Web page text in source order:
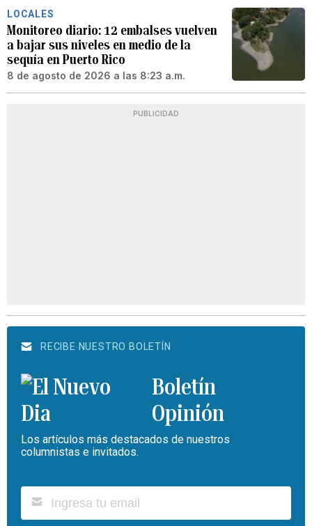
LOCALES
Monitoreo diario: 12 embalses vuelven
a bajar sus niveles en medio de la
sequía en Puerto Rico
8 de agosto de 2026 a las 8:23 a.m.
PUBLICIDAD
RECIBE NUESTRO BOLETÍN
Boletín
Opinión
Los artículos más destacados de nuestros
columnistas e invitados.